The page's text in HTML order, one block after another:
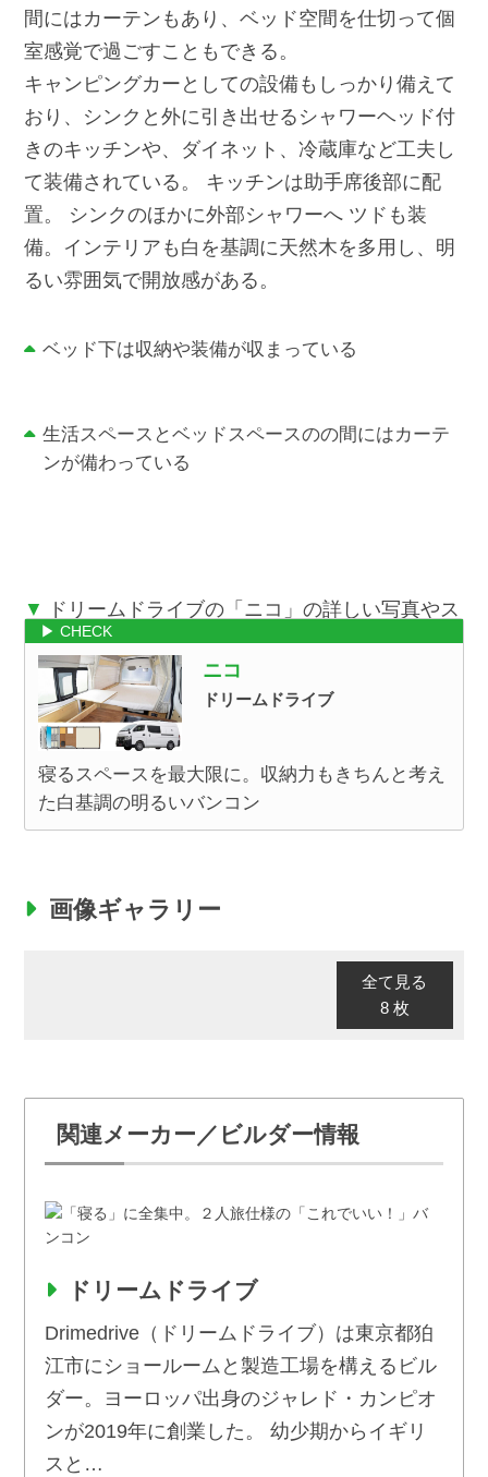
間にはカーテンもあり、ベッド空間を仕切って個
室感覚で過ごすこともできる。
キャンピングカーとしての設備もしっかり備えて
おり、シンクと外に引き出せるシャワーヘッド付
きのキッチンや、ダイネット、冷蔵庫など工夫し
て装備されている。 キッチンは助手席後部に配
置。 シンクのほかに外部シャワーへ ツドも装
備。インテリアも白を基調に天然木を多用し、明
るい雰囲気で開放感がある。
ベッド下は収納や装備が収まっている
生活スペースとベッドスペースのの間にはカーテ
ンが備わっている
ドリームドライブの「ニコ」の詳しい写真やス
ペックはキャンピングカーカタログへ
ニコ
ドリームドライブ
寝るスペースを最大限に。収納力もきちんと考え
た白基調の明るいバンコン
画像ギャラリー
全て見る
8 枚
関連メーカー／ビルダー情報
ドリームドライブ
Drimedrive（ドリームドライブ）は東京都狛
江市にショールームと製造工場を構えるビル
ダー。ヨーロッパ出身のジャレド・カンピオ
ンが2019年に創業した。 幼少期からイギリ
スと…